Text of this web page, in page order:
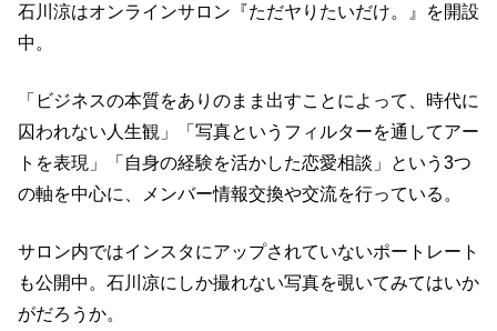
石川涼はオンラインサロン『ただヤりたいだけ。』を開設
中。
「ビジネスの本質をありのまま出すことによって、時代に
囚われない人生観」「写真というフィルターを通してアー
トを表現」「自身の経験を活かした恋愛相談」という3つ
の軸を中心に、メンバー情報交換や交流を行っている。
サロン内ではインスタにアップされていないポートレート
も公開中。石川凉にしか撮れない写真を覗いてみてはいか
がだろうか。